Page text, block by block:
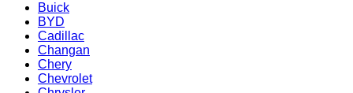
Buick
BYD
Cadillac
Changan
Chery
Chevrolet